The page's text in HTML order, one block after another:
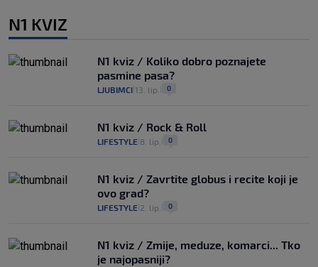
N1 KVIZ
N1 kviz / Koliko dobro poznajete
pasmine pasa?
LJUBIMCI 13. lip. 0
N1 kviz / Rock & Roll
LIFESTYLE 8. lip. 0
N1 kviz / Zavrtite globus i recite koji je
ovo grad?
LIFESTYLE 2. lip. 0
N1 kviz / Zmije, meduze, komarci... Tko
je najopasniji?